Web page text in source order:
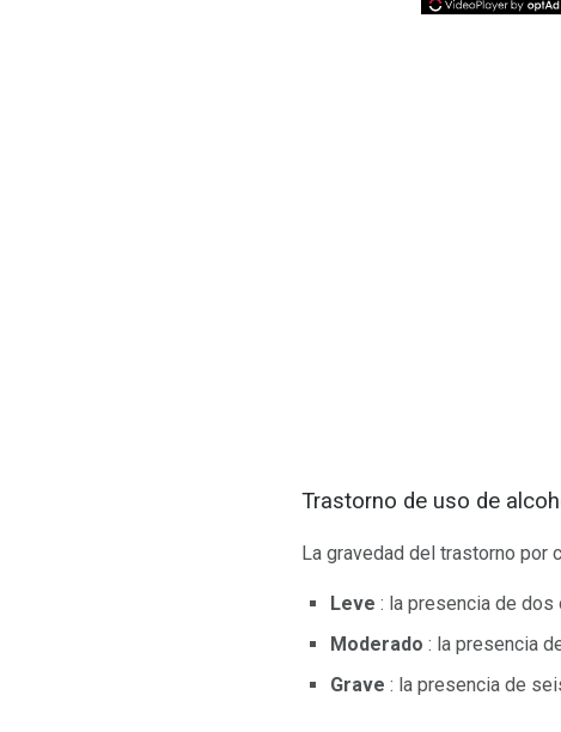
Trastorno de uso de
La gravedad del trastorno por
Leve : la presencia de
Moderado : la presencia
Grave : la presencia de